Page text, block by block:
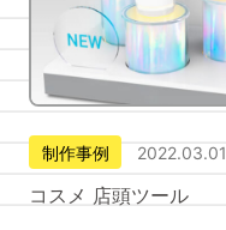
制作事例 2022.03.01
コスメ 店頭ツール